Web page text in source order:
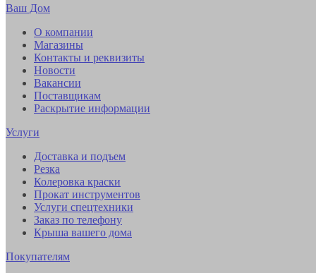
Ваш Дом
О компании
Магазины
Контакты и реквизиты
Новости
Вакансии
Поставщикам
Раскрытие информации
Услуги
Доставка и подъем
Резка
Колеровка краски
Прокат инструментов
Услуги спецтехники
Заказ по телефону
Крыша вашего дома
Покупателям